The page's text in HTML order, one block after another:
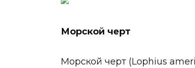
Морской черт
Морской черт (Lophius